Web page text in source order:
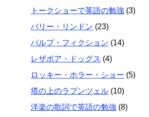
トークショーで英語の勉強 (3)
バリー・リンドン (23)
パルプ・フィクション (14)
レザボア・ドッグス (4)
ロッキー・ホラー・ショー (5)
塔の上のラプンツェル (10)
洋楽の歌詞で英語の勉強 (8)